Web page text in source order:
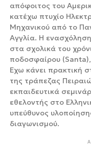
απόφοιτος του
κατέχω πτυχίο
Μηχανικού από το
Αγγλία. Η
στα σχολικά του
ποδοσφαίρου
Έχω κάνει πρακτική
της τράπεζας
εκπαιδευτικά
εθελοντής στο
υπεύθυνος
διαγωνισμού.